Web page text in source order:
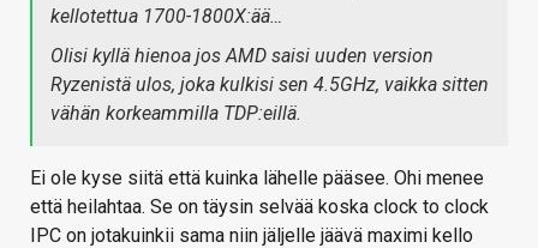
kellotettua 1700-1800X:ää…
Olisi kyllä hienoa jos AMD saisi uuden version
Ryzenistä ulos, joka kulkisi sen 4.5GHz, vaikka sitten
vähän korkeammilla TDP:eillä.
Ei ole kyse siitä että kuinka lähelle pääsee. Ohi menee
että heilahtaa. Se on täysin selvää koska clock to clock
IPC on jotakuinkii sama niin jäljelle jäävä maximi kello